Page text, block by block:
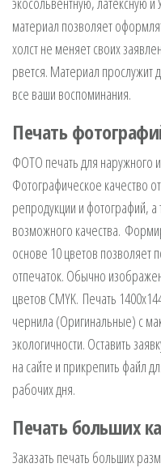
материал позволяет
холст не меняет своих
рвется. Материал прослужит
все ваши воспоминания.
Печать
ФОТО печать для наружного
Фотографическое качество
репродукции и фотографий,
возможного качества.
основе 10 цветов позволяет
отпечаток. Обычно
цветов CMYK. Печать
чернила (Оригинальные) с
экологичности. Оставить
на сайте и прикрепить файл
рабочих дня.
Печать больших
Заказать печать больших